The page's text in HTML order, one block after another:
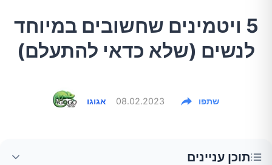
5 ויטמינים שחשובים במיוחד
לנשים (שלא כדאי להתעלם)
אגוגו 08.02.2023 שתפו
תוכן עניינים